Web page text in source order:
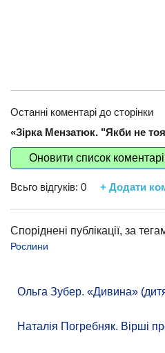
Останні коментарі до сторінки
«Зірка Мензатюк. "Якби не
Оновити список
Всьго відгуків: 0 + Додати
Споріднені публікації, за
Рослини
Ольга Зубер. «Дивина»
Наталія Погребняк. Вірші